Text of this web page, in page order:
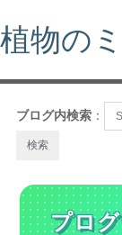
植物の
ブログ内検索 ：
プロ